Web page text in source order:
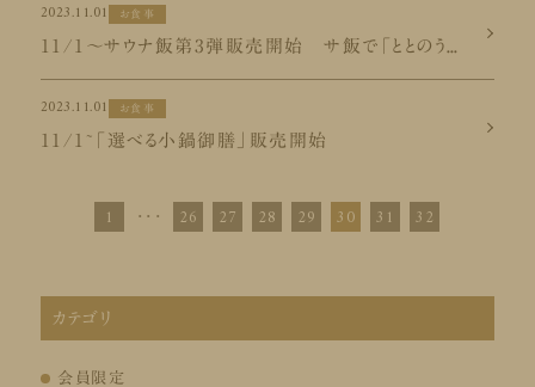
2023.11.01 お食事
11/1～サウナ飯第3弾販売開始 サ飯で「ととのう」の総仕上げ
2023.11.01 お食事
11/1~「選べる小鍋御膳」販売開始
1 ･･･ 26 27 28 29 30 31 32
カテゴリ
会員限定